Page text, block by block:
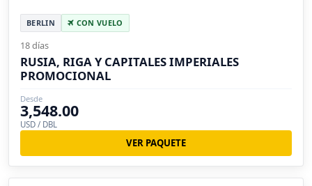
BERLIN CON VUELO
18 días
RUSIA, RIGA Y CAPITALES IMPERIALES
PROMOCIONAL
Desde
3,548.00
USD / DBL
VER PAQUETE